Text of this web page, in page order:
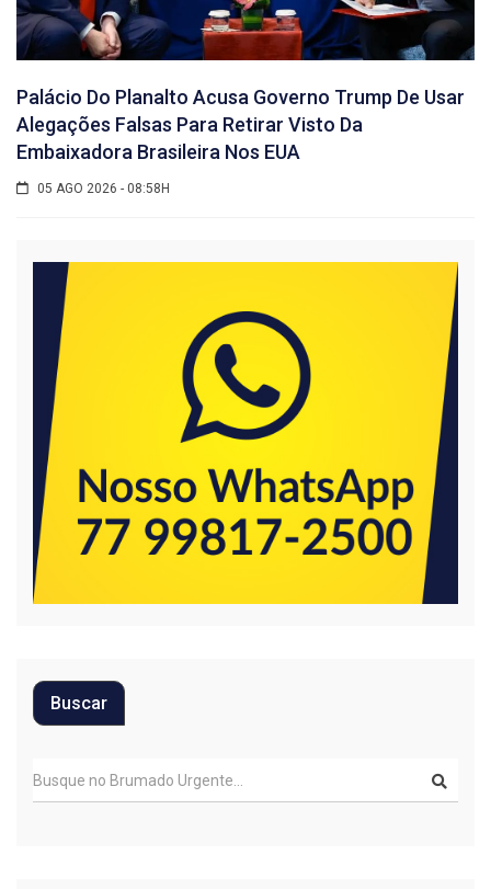
Palácio Do Planalto Acusa Governo Trump De Usar
Alegações Falsas Para Retirar Visto Da
Embaixadora Brasileira Nos EUA
05 AGO 2026 - 08:58H
Buscar